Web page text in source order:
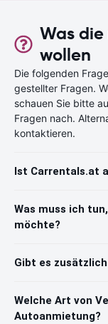
Was die
wollen
Die folgenden
gestellter Fragen.
schauen Sie bitte
Fragen nach.
kontaktieren.
Ist Carrentals.at
Was muss ich
möchte?
Gibt es
Welche Art von
Autoanmietung?